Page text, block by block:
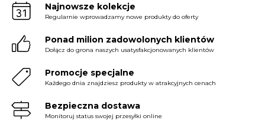
Najnowsze kolekcje
Regularnie wprowadzamy nowe produkty do oferty
Ponad milion zadowolonych klientów
Dołącz do grona naszych usatysfakcjonowanych klientów
Promocje specjalne
Każdego dnia znajdziesz produkty w atrakcyjnych cenach
Bezpieczna dostawa
Monitoruj status swojej przesyłki online